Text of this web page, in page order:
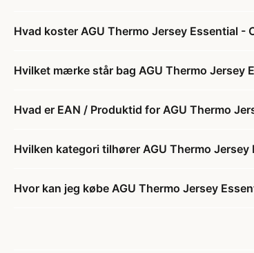
Hvad koster AGU Thermo Jersey Essential
Hvilket mærke står bag AGU Thermo Jersey
Hvad er EAN / Produktid for AGU Thermo
Hvilken kategori tilhører AGU Thermo
Hvor kan jeg købe AGU Thermo Jersey